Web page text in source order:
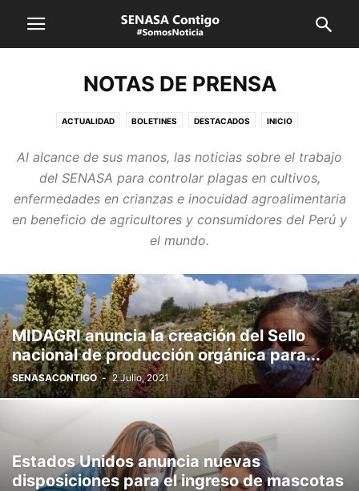
NOTAS DE PRENSA
ACTUALIDAD BOLETINES DESTACADOS INICIO
NOTICIAS LOCALES REGIONES ÚLTIMAS NOTICIAS
VIDEOS Y YOUTUBE
Al alcance de sus manos, las noticias sobre el trabajo
del SENASA para controlar plagas en cultivos,
enfermedades en crianzas e inocuidad agroalimentaria
en beneficio de agricultores y consumidores del Perú y
el mundo.
MIDAGRI anuncia la creación del Sello
nacional de producción orgánica para...
SENASACONTIGO - 2 Julio, 2021
Estados Unidos anuncia nuevas
disposiciones para el ingreso de mascotas